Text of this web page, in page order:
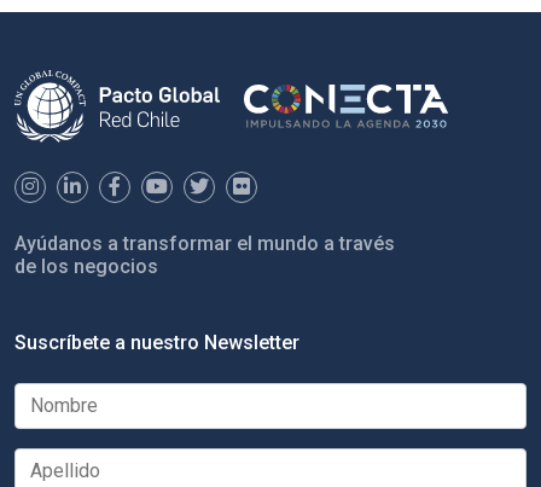
Ayúdanos a transformar el mundo a través
de los negocios
Suscríbete a nuestro Newsletter